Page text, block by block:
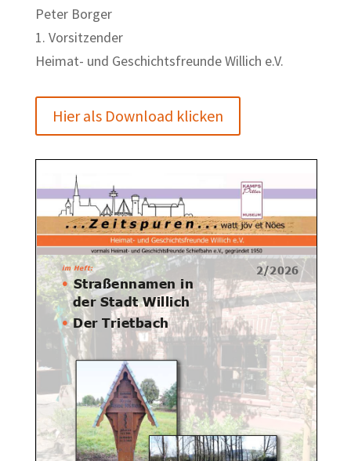
Peter Borger
1. Vorsitzender
Heimat- und Geschichtsfreunde Willich e.V.
Hier als Download klicken